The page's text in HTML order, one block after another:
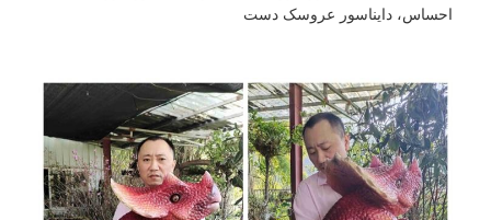
احساس، دایناسور عروسک دست